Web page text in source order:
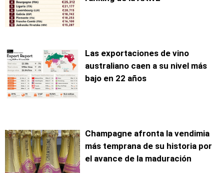
Las exportaciones de vino
australiano caen a su nivel más
bajo en 22 años
Champagne afronta la vendimia
más temprana de su historia por
el avance de la maduración